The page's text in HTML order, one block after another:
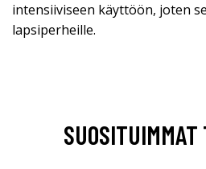
intensiiviseen käyttöön, joten
lapsiperheille.